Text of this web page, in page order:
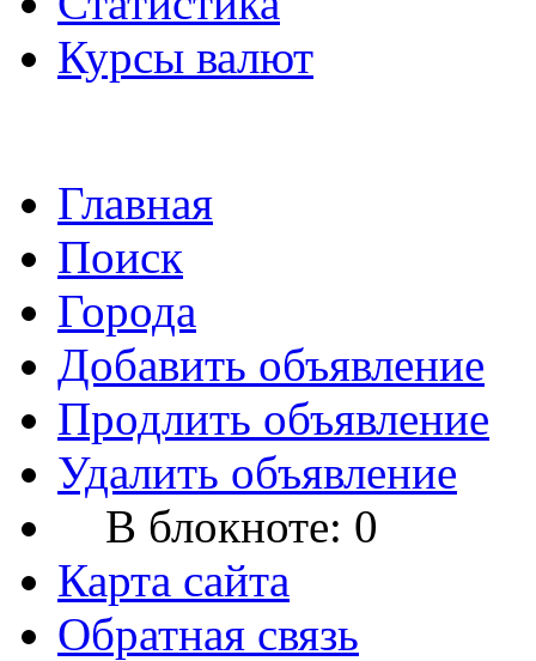
Курсы валют
Главная
Поиск
Города
Добавить объявление
Продлить объявление
Удалить объявление
В блокноте: 0
Карта сайта
Обратная связь